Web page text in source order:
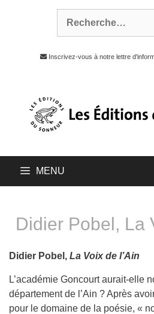
Inscrivez-vous à notre lettre
MENU
Didier Pobel, La
Didier Pobel, La Voix de l’Ain
L’académie Goncourt aurait-elle
département de l’Ain ? Après
pour le domaine de la poésie, «